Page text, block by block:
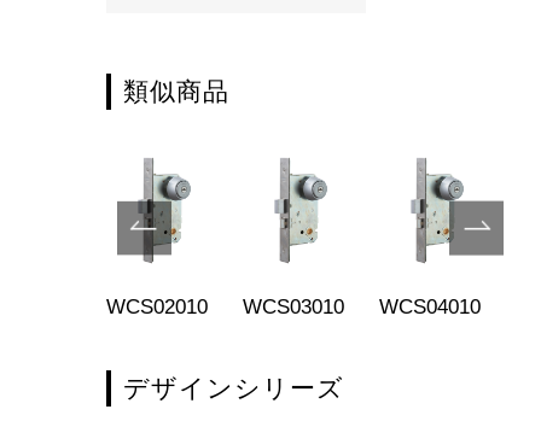
類似商品
WCS02010 WCS03010 WCS04010
デザインシリーズ